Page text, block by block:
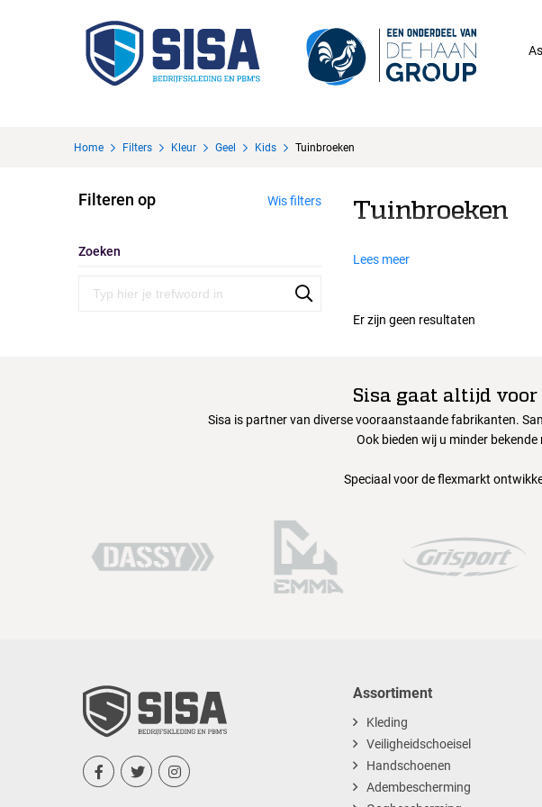
Home Filters Kleur Geel Kids Tuinbroeken
Filteren op Wis filters
Zoeken
Tuinbroeken
Lees meer
Er zijn geen resultaten
Sisa gaat altijd
Sisa is partner van diverse vooraanstaande fabrikanten.
Ook bieden wij u minder
Speciaal voor de flexmarkt
  
Assortiment
Kleding
Veiligheidschoeisel
Handschoenen
Adembescherming